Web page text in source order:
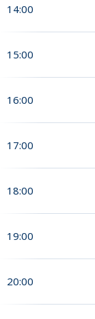
14:00
15:00
16:00
17:00
18:00
19:00
20:00